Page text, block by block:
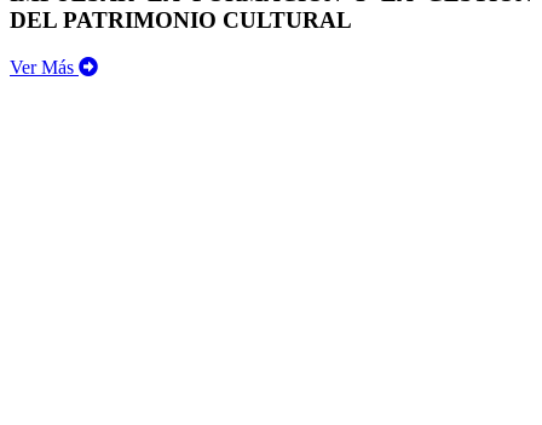
DEL PATRIMONIO CULTURAL
Ver Más